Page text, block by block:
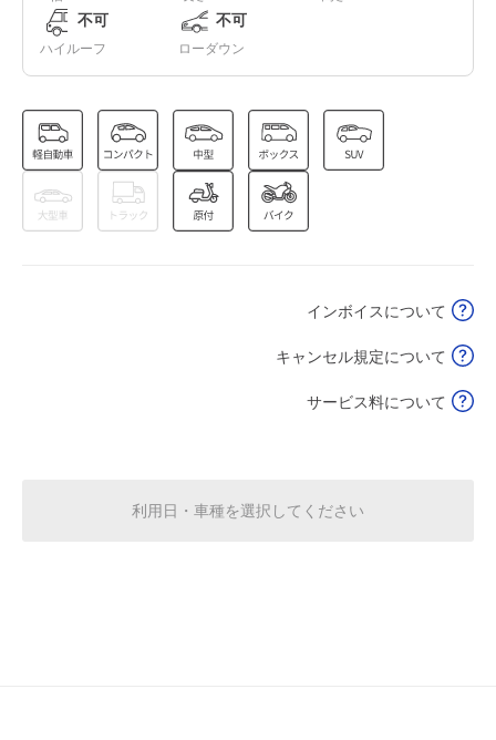
8月17日 (月)
0:00～24:00
¥620
空き2
空き2
0:00～24:00
¥620
¥620
ハイルーフ
不可
ローダウン
不可
インボイスについて
キャンセル規定について
サービス料について
利用日・車種を選択してください